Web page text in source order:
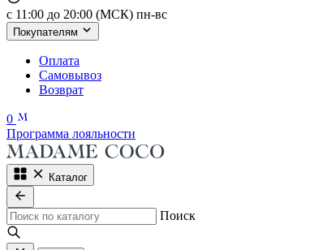
с 11:00 до 20:00 (МСК) пн-вс
Покупателям
Оплата
Самовывоз
Возврат
0
Программа лояльности
Каталог
Поиск